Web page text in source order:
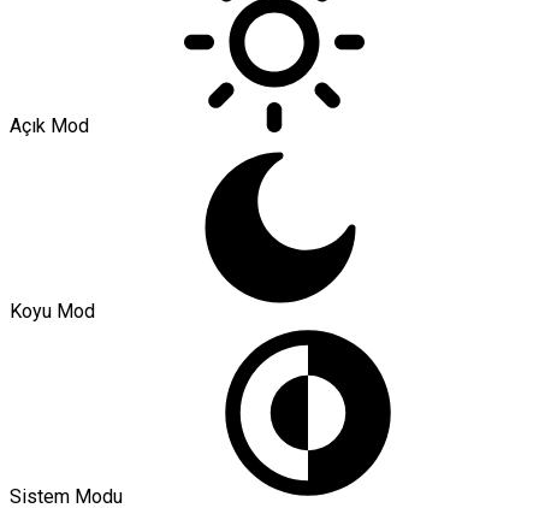
Açık Mod
Koyu Mod
Sistem Modu